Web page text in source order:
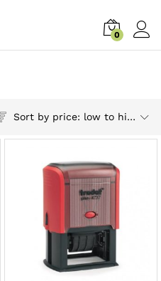
0
Sort by price: low to high